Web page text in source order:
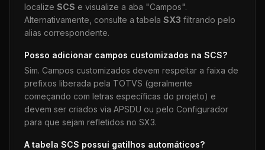
localize SCS e visualize a aba "Campos".
Alternativamente, consulte a tabela SX3 filtrando pelo
alias correspondente.
Posso adicionar campos customizados na SCS?
Sim. Campos customizados devem respeitar a faixa de
prefixos liberada pela TOTVS (geralmente
começando com letras específicas do projeto) e
devem ser criados via APSDU ou pelo Configurador
para que sejam refletidos no SX3.
A tabela SCS possui gatilhos automáticos?